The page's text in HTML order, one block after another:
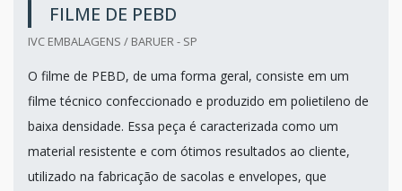
FILME DE PEBD
IVC EMBALAGENS / BARUER - SP
O filme de PEBD, de uma forma geral, consiste em um
filme técnico confeccionado e produzido em polietileno de
baixa densidade. Essa peça é caracterizada como um
material resistente e com ótimos resultados ao cliente,
utilizado na fabricação de sacolas e envelopes, que